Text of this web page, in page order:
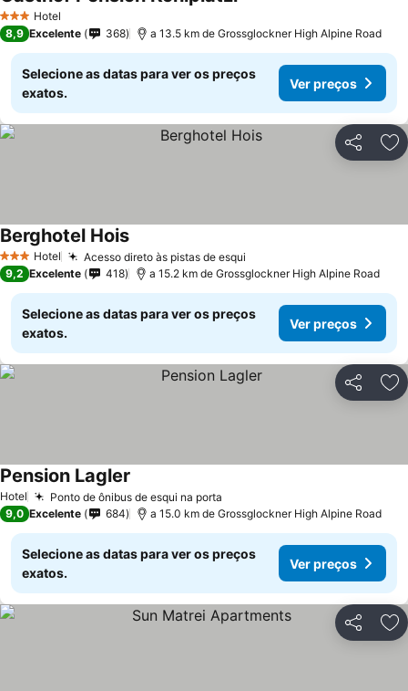
3 EstrelasHotel
8,9 Excelente 368 a 13.5 km de Grossglockner High Alpine Road
Selecione as datas para ver os preços
exatos.
Ver preços
Partilhar
3 EstrelasHotel Acesso direto às pistas de esqui
Berghotel Hois
9,2 Excelente 418 a 15.2 km de Grossglockner High Alpine Road
Selecione as datas para ver os preços
exatos.
Ver preços
Partilhar
Hotel Ponto de ônibus de esqui na porta
Pension Lagler
9,0 Excelente 684 a 15.0 km de Grossglockner High Alpine Road
Selecione as datas para ver os preços
exatos.
Ver preços
Partilhar